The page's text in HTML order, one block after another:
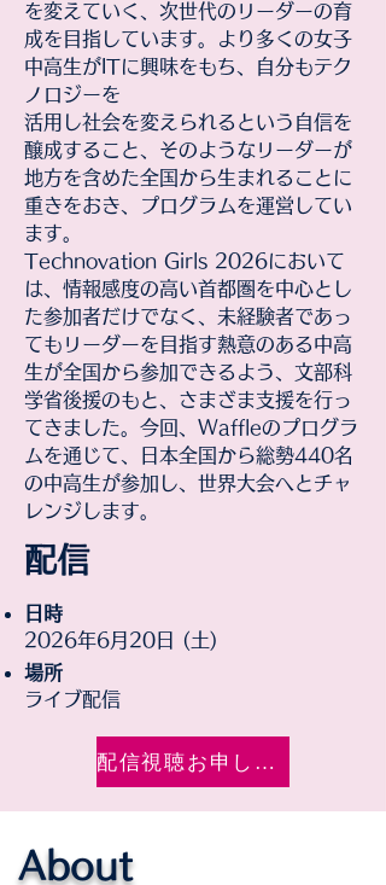
を変えていく、次世代のリーダーの育
成を目指しています。より多くの女子
中高生がITに興味をもち、自分もテク
ノロジーを
活用し社会を変えられるという自信を
醸成すること、そのようなリーダーが
地方を含めた全国から生まれることに
重きをおき、プログラムを運営してい
ます。
​Technovation Girls 2026において
は、情報感度の高い首都圏を中心とし
た参加者だけでなく、未経験者であっ
てもリーダーを目指す熱意のある中高
生が全国から参加できるよう、文部科
学省後援のもと、さまざま支援を行っ
てきました。今回、Waffleのプログラ
ムを通じて、日本全国から総勢440名
の中高生が参加し、世界大会へとチャ
レンジします。
配信
日時
2026年6月20日 (土)
場所
ライブ配信
配信視聴お申し込みはこちら
About